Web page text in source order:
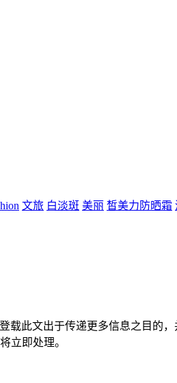
文旅 白淡斑 美丽 皙美力防晒霜
载此文出于传递更多信息之目的
立即处理。